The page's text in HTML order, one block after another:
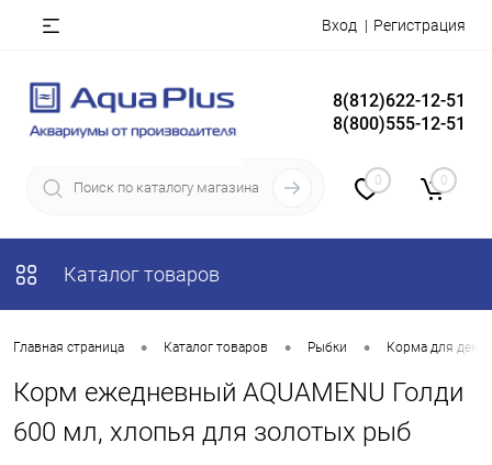
Вход Регистрация
8(812)622-12-51
8(800)555-12-51
0 0
Каталог товаров
Главная страница • Каталог товаров • Рыбки • Корма для
Корм ежедневный AQUAMENU Голди
600 мл, хлопья для золотых рыб